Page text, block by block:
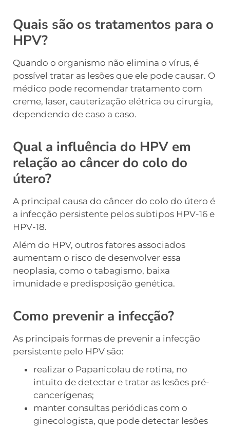
Quais são os tratamentos para o
HPV?
Quando o organismo não elimina o vírus, é
possível tratar as lesões que ele pode causar. O
médico pode recomendar tratamento com
creme, laser, cauterização elétrica ou cirurgia,
dependendo de caso a caso.
Qual a influência do HPV em
relação ao câncer do colo do
útero?
A principal causa do câncer do colo do útero é
a infecção persistente pelos subtipos HPV-16 e
HPV-18.
Além do HPV, outros fatores associados
aumentam o risco de desenvolver essa
neoplasia, como o tabagismo, baixa
imunidade e predisposição genética.
Como prevenir a infecção?
As principais formas de prevenir a infecção
persistente pelo HPV são:
realizar o Papanicolau de rotina, no
intuito de detectar e tratar as lesões pré-
cancerígenas;
manter consultas periódicas com o
ginecologista, que pode detectar lesões